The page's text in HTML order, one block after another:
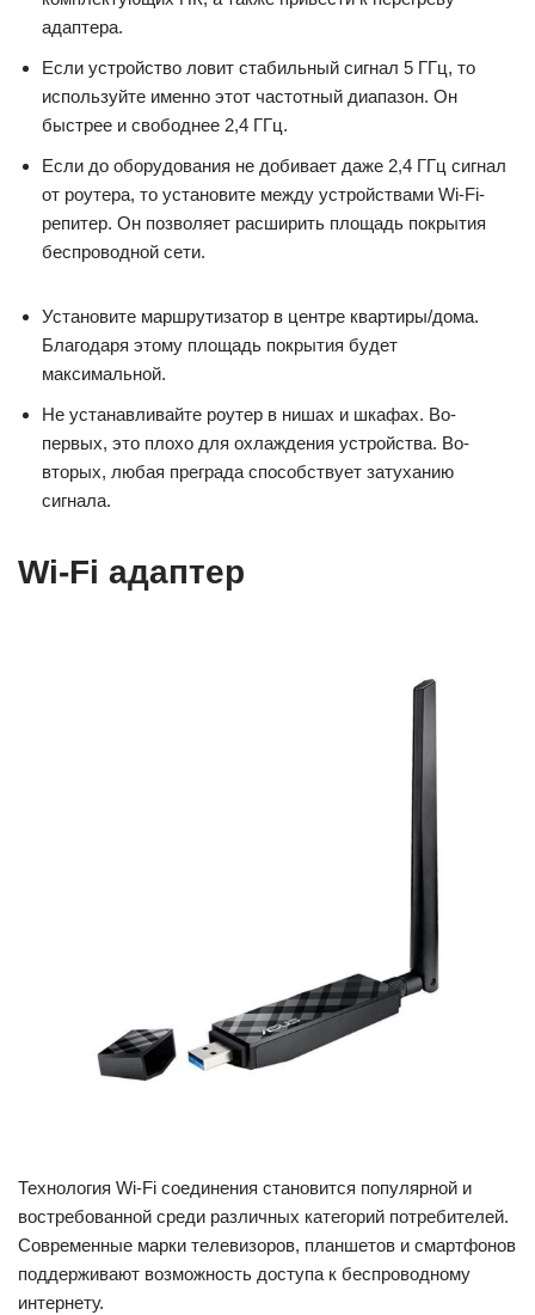
адаптера.
Если устройство ловит стабильный сигнал 5 ГГц, то
используйте именно этот частотный диапазон. Он
быстрее и свободнее 2,4 ГГц.
Если до оборудования не добивает даже 2,4 ГГц сигнал
от роутера, то установите между устройствами Wi-Fi-
репитер. Он позволяет расширить площадь покрытия
беспроводной сети.
Установите маршрутизатор в центре квартиры/дома.
Благодаря этому площадь покрытия будет
максимальной.
Не устанавливайте роутер в нишах и шкафах. Во-
первых, это плохо для охлаждения устройства. Во-
вторых, любая преграда способствует затуханию
сигнала.
Wi-Fi адаптер
Технология Wi-Fi соединения становится популярной и
востребованной среди различных категорий потребителей.
Современные марки телевизоров, планшетов и смартфонов
поддерживают возможность доступа к беспроводному
интернету.